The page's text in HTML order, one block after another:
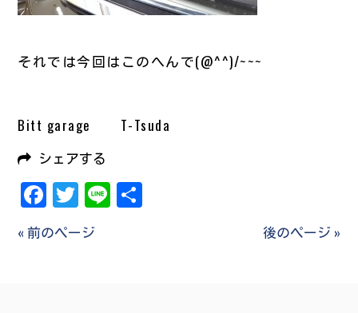
それでは今回はこのへんで(@^^)/~~~
Bitt garage T-Tsuda
シェアする
Facebook
Twitter
Line
« 前のページ 後のページ »